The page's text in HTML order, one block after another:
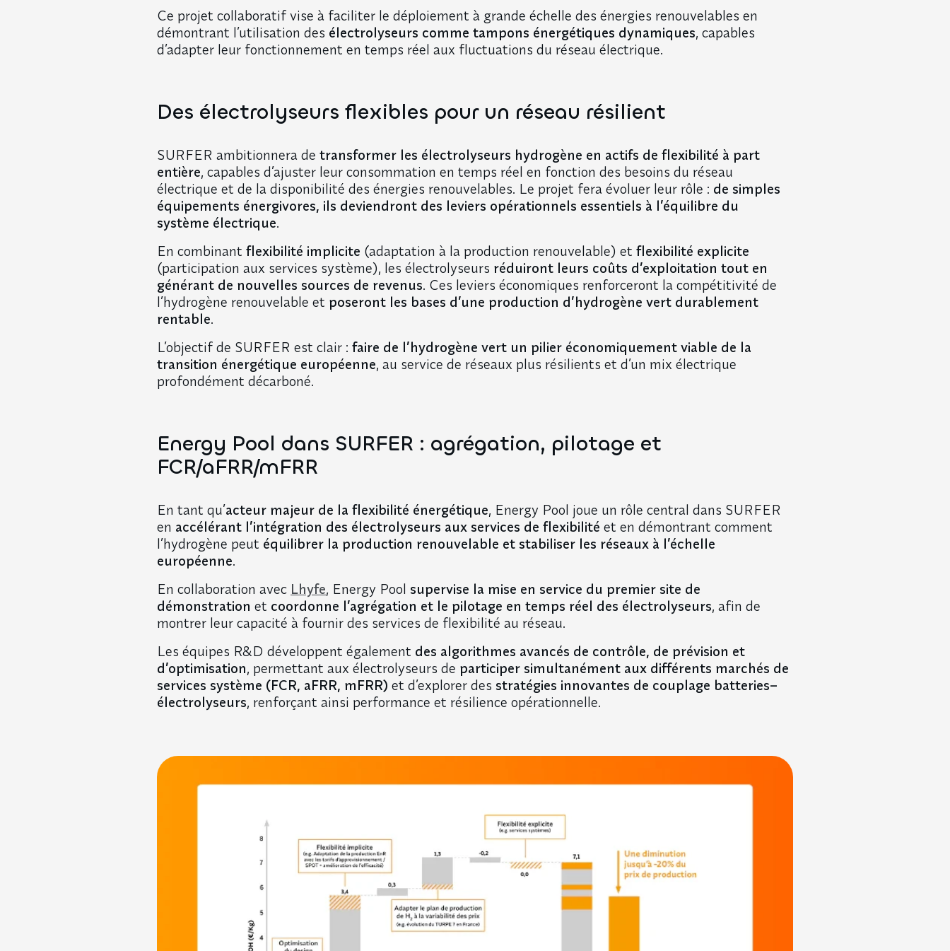
Ce projet collaboratif vise à faciliter le déploiement à grande échelle des énergies renouvelables en
démontrant l’utilisation des électrolyseurs comme tampons énergétiques dynamiques, capables
d’adapter leur fonctionnement en temps réel aux fluctuations du réseau électrique.
Des électrolyseurs flexibles pour un réseau résilient
SURFER ambitionnera de transformer les électrolyseurs hydrogène en actifs de flexibilité à part
entière, capables d’ajuster leur consommation en temps réel en fonction des besoins du réseau
électrique et de la disponibilité des énergies renouvelables. Le projet fera évoluer leur rôle : de simples
équipements énergivores, ils deviendront des leviers opérationnels essentiels à l’équilibre du
système électrique.
En combinant flexibilité implicite (adaptation à la production renouvelable) et flexibilité explicite
(participation aux services système), les électrolyseurs réduiront leurs coûts d’exploitation tout en
générant de nouvelles sources de revenus. Ces leviers économiques renforceront la compétitivité de
l’hydrogène renouvelable et poseront les bases d’une production d’hydrogène vert durablement
rentable.
L’objectif de SURFER est clair : faire de l’hydrogène vert un pilier économiquement viable de la
transition énergétique européenne, au service de réseaux plus résilients et d’un mix électrique
profondément décarboné.
Energy Pool dans SURFER : agrégation, pilotage et
FCR/aFRR/mFRR
En tant qu’acteur majeur de la flexibilité énergétique, Energy Pool joue un rôle central dans SURFER
en accélérant l’intégration des électrolyseurs aux services de flexibilité et en démontrant comment
l’hydrogène peut équilibrer la production renouvelable et stabiliser les réseaux à l’échelle
européenne.
En collaboration avec Lhyfe, Energy Pool supervise la mise en service du premier site de
démonstration et coordonne l’agrégation et le pilotage en temps réel des électrolyseurs, afin de
montrer leur capacité à fournir des services de flexibilité au réseau.
Les équipes R&D développent également des algorithmes avancés de contrôle, de prévision et
d’optimisation, permettant aux électrolyseurs de participer simultanément aux différents marchés de
services système (FCR, aFRR, mFRR) et d’explorer des stratégies innovantes de couplage batteries–
électrolyseurs, renforçant ainsi performance et résilience opérationnelle.